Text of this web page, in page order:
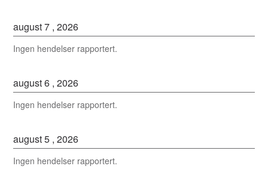
august7 ,2026
Ingen hendelser rapportert.
august6 ,2026
Ingen hendelser rapportert.
august5 ,2026
Ingen hendelser rapportert.